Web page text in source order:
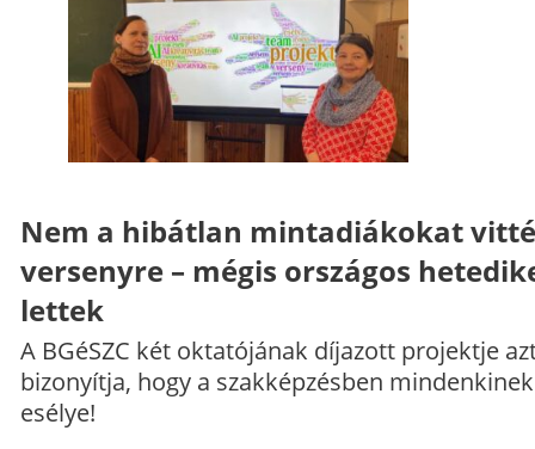
Nem a hibátlan mintadiákokat
versenyre – mégis országos
lettek
A BGéSZC két oktatójának díjazott projektje
bizonyítja, hogy a szakképzésben
esélye!